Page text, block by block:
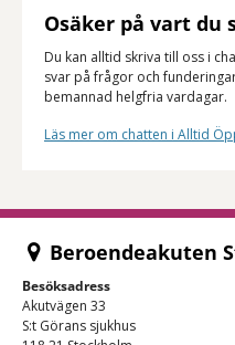
Osäker på vart du
Du kan alltid skriva till oss i
svar på frågor och
bemannad helgfria vardagar.
Läs mer om chatten i Alltid
Beroendeakuten
Besöksadress
Akutvägen 33
S:t Görans sjukhus